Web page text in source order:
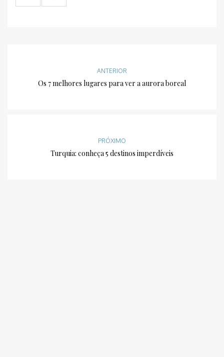
ANTERIOR
Os 7 melhores lugares para ver a aurora boreal
PRÓXIMO
Turquia: conheça 5 destinos imperdíveis